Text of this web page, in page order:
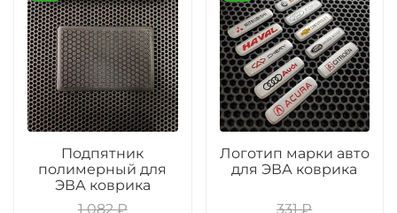
Подпятник
полимерный для
ЭВА коврика
1 082 ₽
Логотип марки авто
для ЭВА коврика
331 ₽